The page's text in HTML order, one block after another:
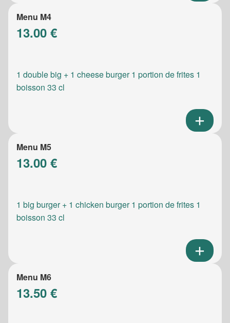
Menu M4
13.00 €
1 double big + 1 cheese burger 1 portion de frites 1
boisson 33 cl
Menu M5
13.00 €
1 big burger + 1 chicken burger 1 portion de frites 1
boisson 33 cl
Menu M6
13.50 €